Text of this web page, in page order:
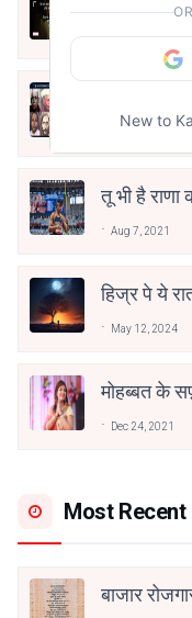
Stay
May 8, 2021
तू भी है
Aug 7, 2021
हिज्र पे ये
May 12, 2024
मोहब्बत के
Dec 24, 2021
Most Recent
बाजार
New to